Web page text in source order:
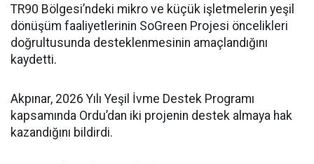
TR90 Bölgesi’ndeki mikro ve küçük işletmelerin yeşil
dönüşüm faaliyetlerinin SoGreen Projesi öncelikleri
doğrultusunda desteklenmesinin amaçlandığını
kaydetti.
Akpınar, 2026 Yılı Yeşil İvme Destek Programı
kapsamında Ordu’dan iki projenin destek almaya hak
kazandığını bildirdi.